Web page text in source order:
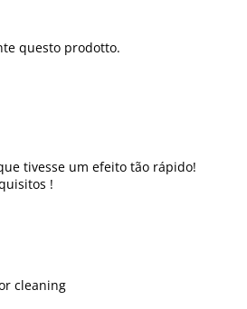
questo prodotto.
tivesse um efeito tão rápido!
!
cleaning